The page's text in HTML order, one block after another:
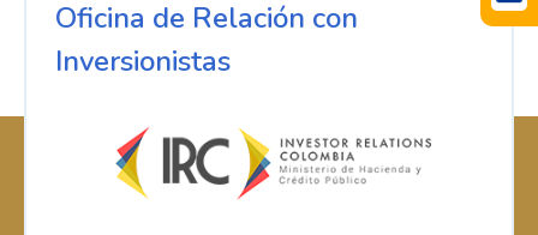
Oficina de Relación con
Inversionistas